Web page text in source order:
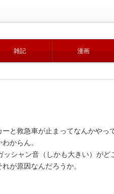
雑記 漫画
と救急車が止まってなんかやっ
からん。
シャン音（しかも大きい）がど
が原因なんだろうか。